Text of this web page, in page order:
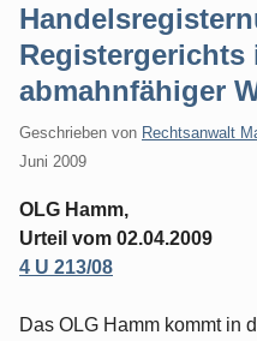
Registergerichts
abmahnfähiger
Geschrieben von Rechtsanwalt
Juni 2009
OLG Hamm,
Urteil vom 02.04.2009
4 U 213/08
Das OLG Hamm kommt in